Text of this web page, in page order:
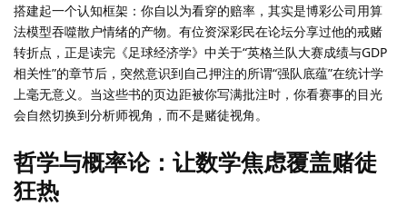
搭建起一个认知框架：你自以为看穿的赔率，其实是博彩公司用算
法模型吞噬散户情绪的产物。有位资深彩民在论坛分享过他的戒赌
转折点，正是读完《足球经济学》中关于“英格兰队大赛成绩与GDP
相关性”的章节后，突然意识到自己押注的所谓“强队底蕴”在统计学
上毫无意义。当这些书的页边距被你写满批注时，你看赛事的目光
会自然切换到分析师视角，而不是赌徒视角。
哲学与概率论：让数学焦虑覆盖赌徒
狂热